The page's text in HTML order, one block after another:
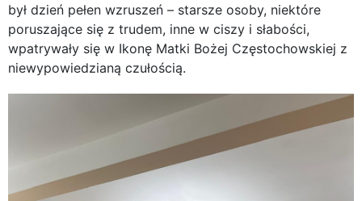
był dzień pełen wzruszeń – starsze osoby, niektóre
poruszające się z trudem, inne w ciszy i słabości,
wpatrywały się w Ikonę Matki Bożej Częstochowskiej z
niewypowiedzianą czułością.